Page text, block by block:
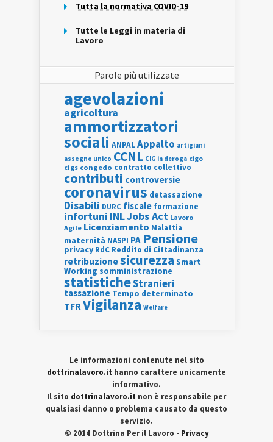
Tutta la normativa COVID-19
Tutte le Leggi in materia di
Lavoro
Parole più utilizzate
agevolazioni
agricoltura
ammortizzatori
sociali ANPALAppalto artigiani
assegno unico CCNL CIG in deroga cigo
cigs congedo contratto collettivo
contributi controversie
coronavirus detassazione
Disabili DURC fiscale formazione
infortuni INLJobs Act Lavoro
Agile Licenziamento Malattia
maternità NASPI PA Pensione
privacy RdC Reddito di Cittadinanza
retribuzionesicurezza Smart
Working somministrazione
statisticheStranieri
tassazione Tempo determinato
TFRVigilanza Welfare
Le informazioni contenute nel sito
dottrinalavoro.it hanno carattere unicamente
informativo.
Il sito dottrinalavoro.it non è responsabile per
qualsiasi danno o problema causato da questo
servizio.
© 2014 Dottrina Per il Lavoro - Privacy